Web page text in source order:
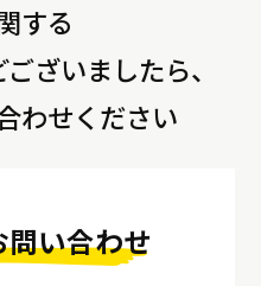
する
ざいましたら、
わせください
い合わせ